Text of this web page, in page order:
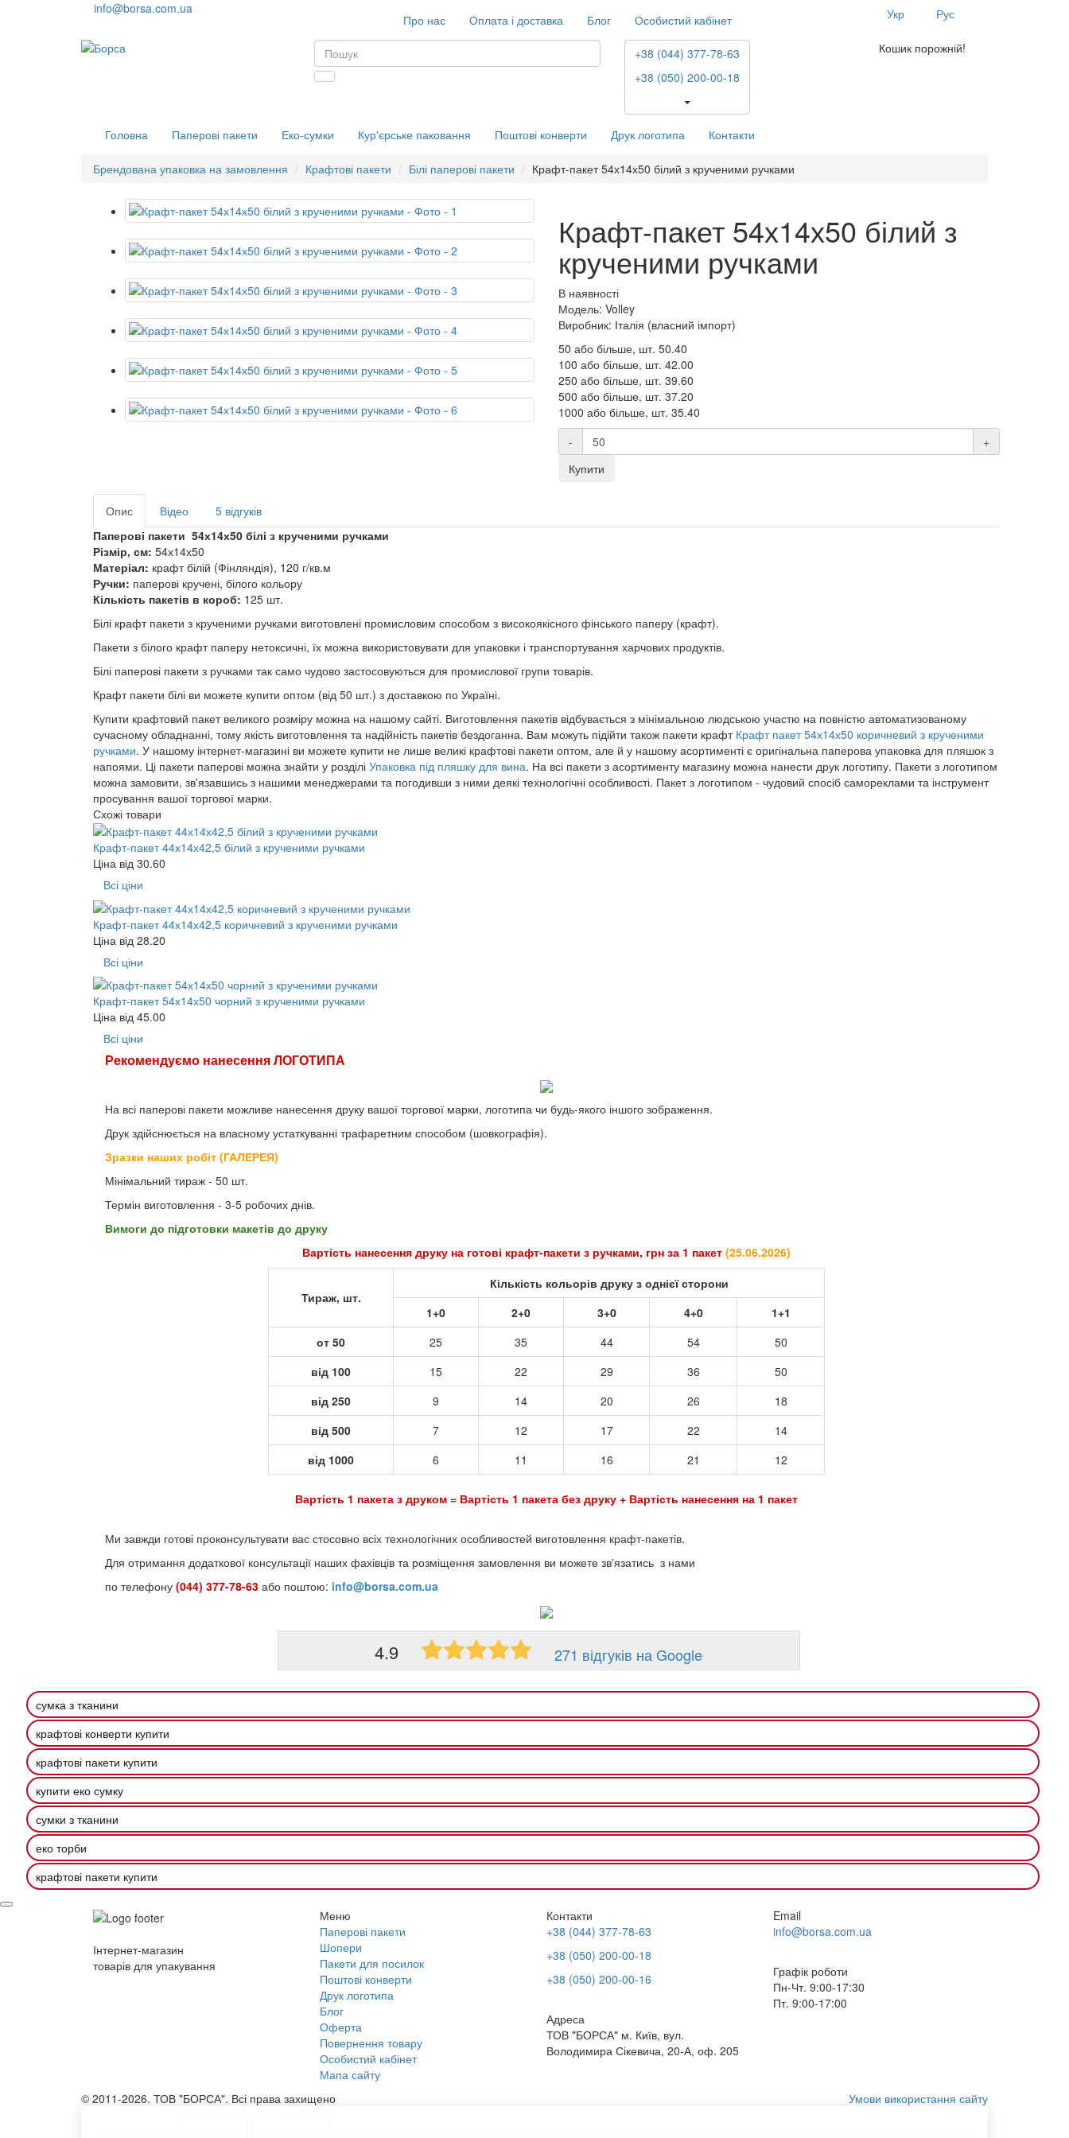
info@borsa.com.ua
Про нас Оплата і доставка Блог Особистий кабінет Укр Рус
+38 (044) 377-78-63
+38 (050) 200-00-18
Кошик порожній!
Головна Паперові пакети Еко-сумки Кур'єрське паковання Поштові конверти Друк логотипа Контакти
Брендована упаковка на замовлення Крафтові пакети Білі паперові пакети Крафт-пакет 54х14х50 білий з крученими ручками
Крафт-пакет 54х14х50 білий з
крученими ручками
В наявності
Модель: Volley
Виробник: Італія (власний імпорт)
50 або більше, шт. 50.40
100 або більше, шт. 42.00
250 або більше, шт. 39.60
500 або більше, шт. 37.20
1000 або більше, шт. 35.40
-
+
Купити
Опис Відео
5 відгуків
Паперові пакети 54х14х50 білі з крученими ручками
Різмір, см: 54х14х50
Матеріал: крафт білій (Фінляндія), 120 г/кв.м
Ручки: паперові кручені, білого кольору
Кількість пакетів в короб: 125 шт.
Білі крафт пакети з крученими ручками виготовлені промисловим способом з високоякісного фінського паперу (крафт).
Пакети з білого крафт паперу нетоксичні, їх можна використовувати для упаковки і транспортування харчових продуктів.
Білі паперові пакети з ручками так само чудово застосовуються для промислової групи товарів.
Крафт пакети білі ви можете купити оптом (від 50 шт.) з доставкою по Україні.
Купити крафтовий пакет великого розміру можна на нашому сайті. Виготовлення пакетів відбувається з мінімальною людською участю на повністю автоматизованому
сучасному обладнанні, тому якість виготовлення та надійність пакетів бездоганна. Вам можуть підійти також пакети крафт Крафт пакет 54х14х50 коричневий з крученими
ручками. У нашому інтернет-магазині ви можете купити не лише великі крафтові пакети оптом, але й у нашому асортименті є оригінальна паперова упаковка для пляшок з
напоями. Ці пакети паперові можна знайти у розділі Упаковка під пляшку для вина. На всі пакети з асортименту магазину можна нанести друк логотипу. Пакети з логотипом
можна замовити, зв'язавшись з нашими менеджерами та погодивши з ними деякі технологічні особливості. Пакет з логотипом - чудовий спосіб самореклами та інструмент
просування вашої торгової марки.
Схожі товари
Крафт-пакет 44х14х42,5 білий з крученими ручками
Ціна від 30.60
Всі ціни
Крафт-пакет 44х14х42,5 коричневий з крученими ручками
Ціна від 28.20
Всі ціни
Крафт-пакет 54х14х50 чорний з крученими ручками
Ціна від 45.00
Всі ціни
Рекомендуємо нанесення ЛОГОТИПА
На всі паперові пакети можливе нанесення друку вашої торгової марки, логотипа чи будь-якого іншого зображення.
Друк здійснюється на власному устаткуванні трафаретним способом (шовкографія).
Зразки наших робіт (ГАЛЕРЕЯ)
Мінімальний тираж - 50 шт.
Термін виготовлення - 3-5 робочих днів.
Вимоги до підготовки макетів до друку
Вартість нанесення друку на готові крафт-пакети з ручками, грн за 1 пакет (25.06.2026)
Тираж, шт.
Кількість кольорів друку з однієї сторони
1+0
2+0 3+0 4+0
1+1
от 50
25 35 44 54
50
від 100
15 22 29 36
50
від 250
9 14 20 26
18
від 500
7 12 17 22
14
від 1000
6 11 16 21 12
Вартість 1 пакета з друком = Вартість 1 пакета без друку + Вартість нанесення на 1 пакет
Ми завжди готові проконсультувати вас стосовно всіх технологічних особливостей виготовлення крафт-пакетів.
Для отримання додаткової консультації наших фахівців та розміщення замовлення ви можете зв'язатись з нами
по телефону (044) 377-78-63 або поштою: info@borsa.com.ua
4.9 271 відгуків на Google
сумка з тканини
крафтові конверти купити
крафтові пакети купити
купити еко сумку
сумки з тканини
еко торби
крафтові пакети купити
Інтернет-магазин
товарів для упакування
Меню
Паперові пакети
Шопери
Пакети для посилок
Поштові конверти
Друк логотипа
Блог
Оферта
Повернення товару
Особистий кабінет
Мапа сайту
Контакти
+38 (044) 377-78-63
+38 (050) 200-00-18
+38 (050) 200-00-16
Адреса
ТОВ "БОРСА" м. Київ, вул.
Володимира Сікевича, 20-А, оф. 205
Email
info@borsa.com.ua
Графік роботи
Пн-Чт. 9:00-17:30
Пт. 9:00-17:00
© 2011-2026. ТОВ "БОРСА". Всі права захищено Умови використання сайту